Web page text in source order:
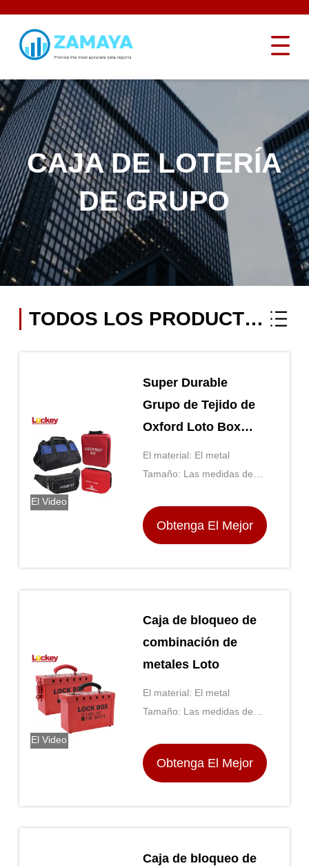
CAJA DE LOTERÍA
DE GRUPO
TODOS LOS PRODUCTOS
El Video
Super Durable
Grupo de Tejido de
Oxford Loto Box
Multi Estilo de
Seguridad Bolso de
portátil
El material: El metal
Tamaño: Las medidas de
aeronaves de las categorías
A y B.Obtenga El Mejor
El Video
Caja de bloqueo de
combinación de
metales Loto
El material: El metal
Tamaño: Las medidas de
aeronaves de las categorías
A y B.Obtenga El Mejor
Caja de bloqueo de